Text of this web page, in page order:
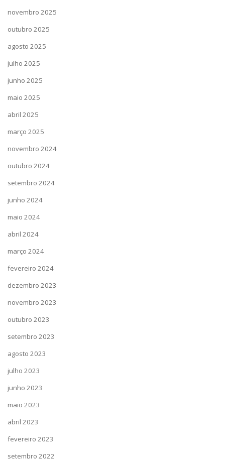
novembro 2025
outubro 2025
agosto 2025
julho 2025
junho 2025
maio 2025
abril 2025
março 2025
novembro 2024
outubro 2024
setembro 2024
junho 2024
maio 2024
abril 2024
março 2024
fevereiro 2024
dezembro 2023
novembro 2023
outubro 2023
setembro 2023
agosto 2023
julho 2023
junho 2023
maio 2023
abril 2023
fevereiro 2023
setembro 2022